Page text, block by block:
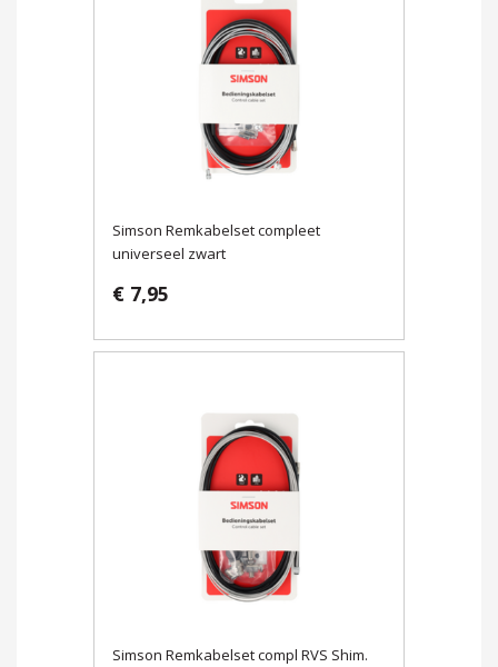
Simson Remkabelset compleet
universeel zwart
€ 7,95
Simson Remkabelset compl RVS Shim.